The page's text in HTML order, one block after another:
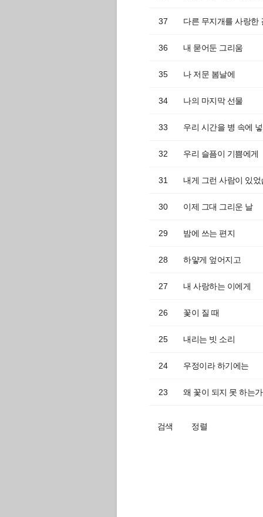
37 다른 무지개를 사랑한
36 내 묻어둔 그리움
35 나 저문 봄날에
34 나의 마지막 선물
33 우리 시간을 병 속에
32 우리 슬픔이 기쁨에게
31 내게 그런 사람이 있었
30 이제 그대 그리운 날
29 밤에 쓰는 편지
28 하얗게 엎어지고
27 내 사랑하는 이에게
26 꽃이 질 때
25 내리는 빗 소리
24 우정이라 하기에는
23 왜 꽃이 되지 못 하는가
검색 정렬